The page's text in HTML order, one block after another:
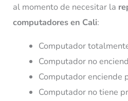
al momento de necesitar la
computadores en Cali:
Computador
Computador no
Computador enciende
Computador no tiene